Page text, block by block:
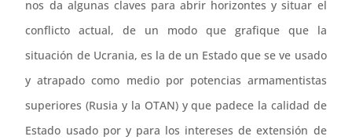
nos da algunas claves para abrir horizontes y situar el
conflicto actual, de un modo que grafique que la
situación de Ucrania, es la de un Estado que se ve usado
y atrapado como medio por potencias armamentistas
superiores (Rusia y la OTAN) y que padece la calidad de
Estado usado por y para los intereses de extensión de